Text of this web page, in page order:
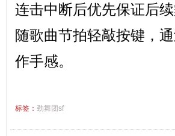
连击中断后优先保证后
随歌曲节拍轻敲按键，
作手感。
标签： 劲舞团sf